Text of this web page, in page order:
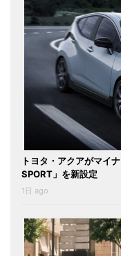
トヨタ・アクアがマイ
SPORT」を新設定
1日 ago